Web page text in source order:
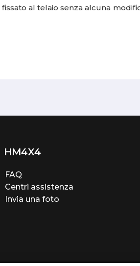
al telaio senza alcuna
HM4X4
FAQ
Centri assistenza
Invia una foto